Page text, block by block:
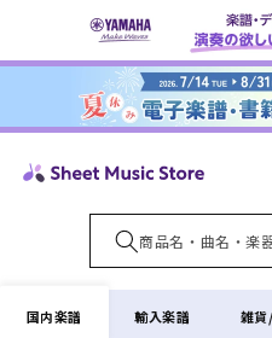
ンツに
国内楽譜 輸入楽譜 雑